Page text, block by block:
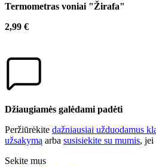
Termometras voniai "Žirafa"
2,99 €
Džiaugiamės galėdami padėti
Peržiūrėkite dažniausiai užduodamus
užsakymą arba susisiekite su mumis, jei
Sekite mus